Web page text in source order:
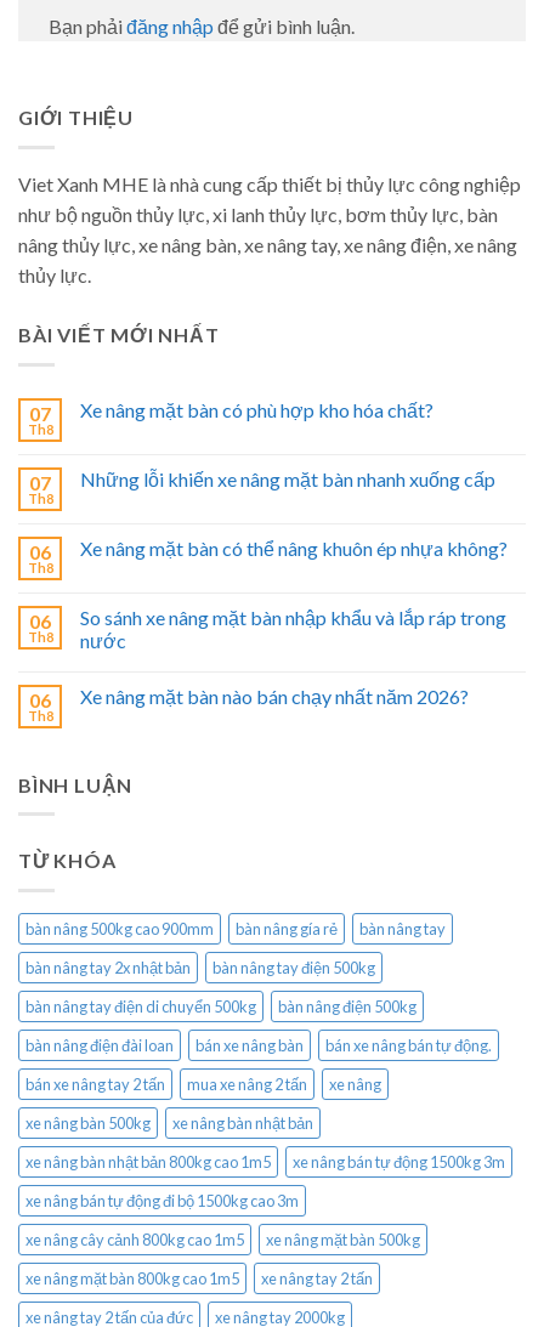
Bạn phải đăng nhập để gửi bình luận.
GIỚI THIỆU
Viet Xanh MHE là nhà cung cấp thiết bị thủy lực công nghiệp
như bộ nguồn thủy lực, xi lanh thủy lực, bơm thủy lực, bàn
nâng thủy lực, xe nâng bàn, xe nâng tay, xe nâng điện, xe nâng
thủy lực.
BÀI VIẾT MỚI NHẤT
07
Th8
Xe nâng mặt bàn có phù hợp kho hóa chất?
07
Th8
Những lỗi khiến xe nâng mặt bàn nhanh xuống cấp
06
Th8
Xe nâng mặt bàn có thể nâng khuôn ép nhựa không?
06
Th8
So sánh xe nâng mặt bàn nhập khẩu và lắp ráp trong
nước
06
Th8
Xe nâng mặt bàn nào bán chạy nhất năm 2026?
BÌNH LUẬN
TỪ KHÓA
bàn nâng 500kg cao 900mm bàn nâng gía rẻ
bàn nâng tay
bàn nâng tay 2x nhật bản
bàn nâng tay điện 500kg
bàn nâng tay điện di chuyển 500kg
bàn nâng điện 500kg
bàn nâng điện đài loan
bán xe nâng bàn
bán xe nâng bán tự động.
bán xe nâng tay 2 tấn
mua xe nâng 2 tấn
xe nâng
xe nâng bàn 500kg
xe nâng bàn nhật bản
xe nâng bàn nhật bản 800kg cao 1m5
xe nâng bán tự động 1500kg 3m
xe nâng bán tự động đi bộ 1500kg cao 3m
xe nâng cây cảnh 800kg cao 1m5
xe nâng mặt bàn 500kg
xe nâng mặt bàn 800kg cao 1m5
xe nâng tay 2 tấn
xe nâng tay 2 tấn của đức
xe nâng tay 2000kg